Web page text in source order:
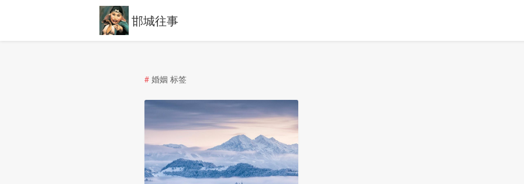
邯城往事
# 婚姻 标签